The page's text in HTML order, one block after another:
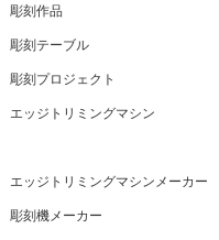
彫刻作品
彫刻テーブル
彫刻プロジェクト
エッジトリミングマシン
エッジトリミングマシンメーカー
彫刻機メーカー